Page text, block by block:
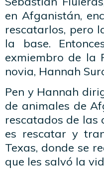
en Afganistán,
rescatarlos, pero
la base.
exmiembro de la
novia, Hannah
Pen y Hannah
de animales de
rescatados de las
es rescatar y
Texas, donde se
que les salvó la